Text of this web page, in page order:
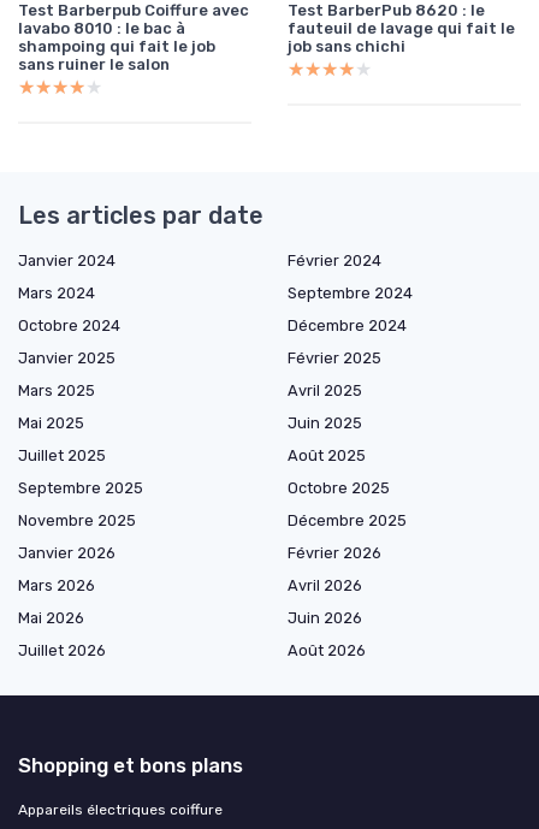
Test Barberpub Coiffure avec
lavabo 8010 : le bac à
shampoing qui fait le job
sans ruiner le salon
★★★★★
★★★★★
Test BarberPub 8620 : le
fauteuil de lavage qui fait le
job sans chichi
★★★★★
★★★★★
Les articles par date
Janvier 2024
Février 2024
Mars 2024
Septembre 2024
Octobre 2024
Décembre 2024
Janvier 2025
Février 2025
Mars 2025
Avril 2025
Mai 2025
Juin 2025
Juillet 2025
Août 2025
Septembre 2025
Octobre 2025
Novembre 2025
Décembre 2025
Janvier 2026
Février 2026
Mars 2026
Avril 2026
Mai 2026
Juin 2026
Juillet 2026
Août 2026
Shopping et bons plans
Appareils électriques coiffure